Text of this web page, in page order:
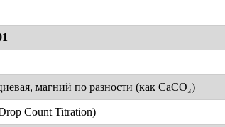
магний по разности (как CaCO₃)
Count Titration)